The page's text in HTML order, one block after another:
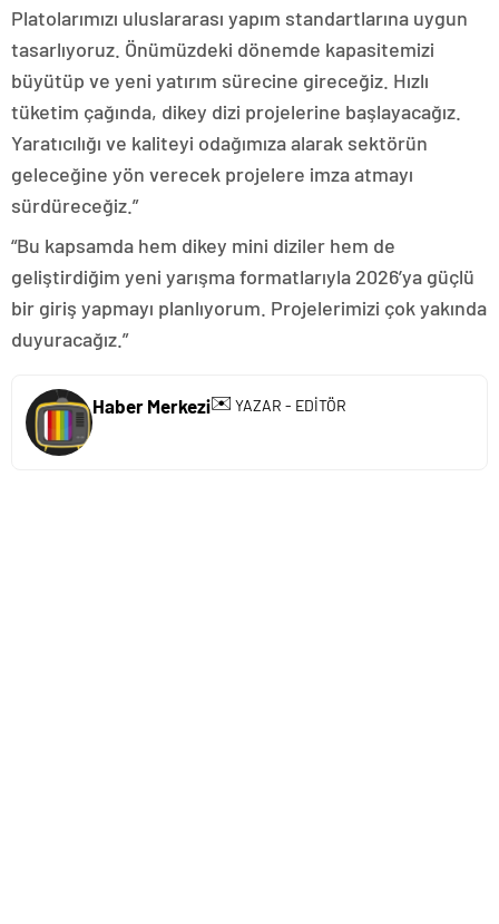
Platolarımızı uluslararası yapım standartlarına uygun
tasarlıyoruz. Önümüzdeki dönemde kapasitemizi
büyütüp ve yeni yatırım sürecine gireceğiz. Hızlı
tüketim çağında, dikey dizi projelerine başlayacağız.
Yaratıcılığı ve kaliteyi odağımıza alarak sektörün
geleceğine yön verecek projelere imza atmayı
sürdüreceğiz.”
“Bu kapsamda hem dikey mini diziler hem de
geliştirdiğim yeni yarışma formatlarıyla 2026’ya güçlü
bir giriş yapmayı planlıyorum. Projelerimizi çok yakında
duyuracağız.”
Haber Merkezi✉️ YAZAR - EDİTÖR